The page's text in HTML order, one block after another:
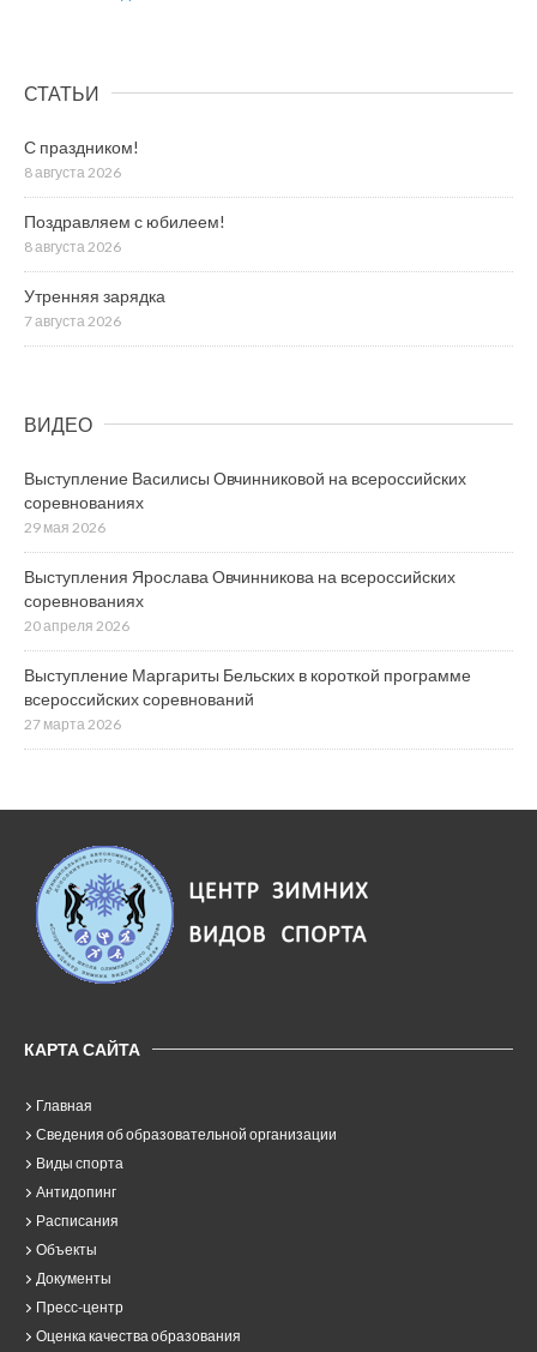
СТАТЬИ
С праздником!
8 августа 2026
Поздравляем с юбилеем!
8 августа 2026
Утренняя зарядка
7 августа 2026
ВИДЕО
Выступление Василисы Овчинниковой на всероссийских
соревнованиях
29 мая 2026
Выступления Ярослава Овчинникова на всероссийских
соревнованиях
20 апреля 2026
Выступление Маргариты Бельских в короткой программе
всероссийских соревнований
27 марта 2026
КАРТА САЙТА
Главная
Сведения об образовательной организации
Виды спорта
Антидопинг
Расписания
Объекты
Документы
Пресс-центр
Оценка качества образования